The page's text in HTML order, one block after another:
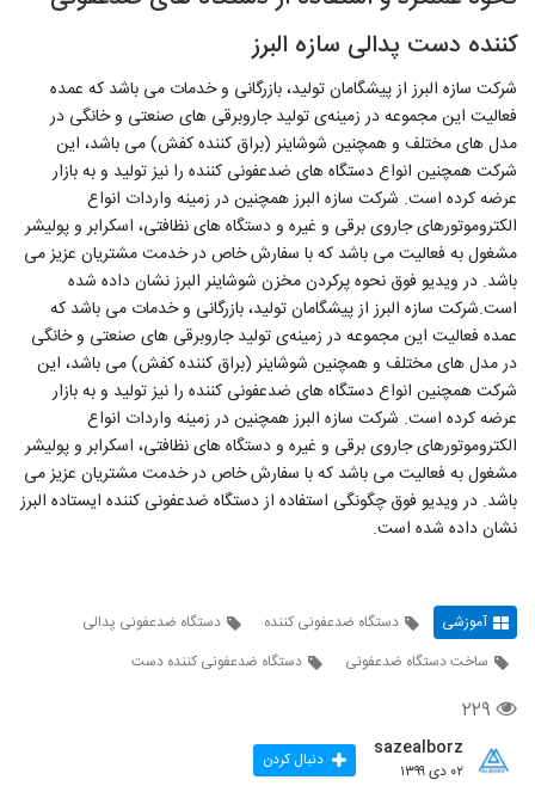
کننده دست پدالی سازه البرز
شرکت سازه البرز از پیشگامان تولید، بازرگانی و خدمات می باشد که عمده
فعالیت این مجموعه در زمینه‌ی تولید جاروبرقی های صنعتی و خانگی در
مدل های مختلف و همچنین شوشاینر (براق کننده کفش) می باشد، این
شرکت همچنین انواع دستگاه های ضدعفونی کننده را نیز تولید و به بازار
عرضه کرده است. شرکت سازه البرز همچنین در زمینه واردات انواع
الکتروموتورهای جاروی برقی و غیره و دستگاه های نظافتی، اسکرابر و پولیشر
مشغول به فعالیت می باشد که با سفارش خاص در خدمت مشتریان عزیز می
باشد. در ویدیو فوق نحوه پرکردن مخزن شوشاینر البرز نشان داده شده
است.شرکت سازه البرز از پیشگامان تولید، بازرگانی و خدمات می باشد که
عمده فعالیت این مجموعه در زمینه‌ی تولید جاروبرقی های صنعتی و خانگی
در مدل های مختلف و همچنین شوشاینر (براق کننده کفش) می باشد، این
شرکت همچنین انواع دستگاه های ضدعفونی کننده را نیز تولید و به بازار
عرضه کرده است. شرکت سازه البرز همچنین در زمینه واردات انواع
الکتروموتورهای جاروی برقی و غیره و دستگاه های نظافتی، اسکرابر و پولیشر
مشغول به فعالیت می باشد که با سفارش خاص در خدمت مشتریان عزیز می
باشد. در ویدیو فوق چگونگی استفاده از دستگاه ضدعفونی کننده ایستاده البرز
نشان داده شده است.
آموزشی دستگاه ضدعفونی کننده
دستگاه ضدعفونی پدالی
ساخت دستگاه ضدعفونی
دستگاه ضدعفونی کننده دست
۲۲۹
sazealborz
۰۲ دی ۱۳۹۹ دنبال کردن